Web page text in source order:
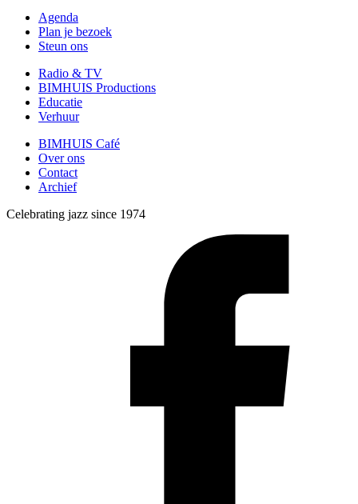
Agenda
Plan je bezoek
Steun ons
Radio & TV
BIMHUIS Productions
Educatie
Verhuur
BIMHUIS Café
Over ons
Contact
Archief
Celebrating jazz since 1974